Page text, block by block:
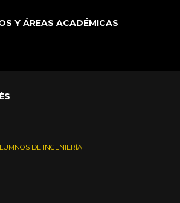
Y ÁREAS ACADÉMICAS
DE INGENIERÍA